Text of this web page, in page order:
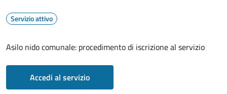
Servizio attivo
Asilo nido comunale: procedimento di iscrizione al servizio
Accedi al servizio